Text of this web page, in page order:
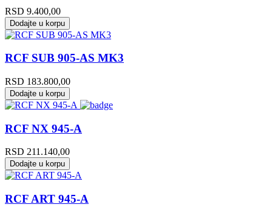
RSD 9.400,00
Dodajte u korpu
RCF SUB 905-AS MK3
RSD 183.800,00
Dodajte u korpu
RCF NX 945-A
RSD 211.140,00
Dodajte u korpu
RCF ART 945-A